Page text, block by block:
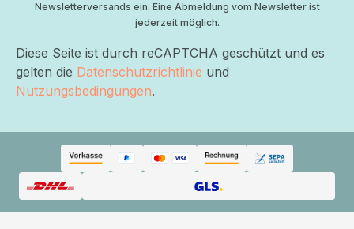
Newsletterversands ein. Eine Abmeldung vom Newsletter ist
jederzeit möglich.
Diese Seite ist durch reCAPTCHA geschützt und es
gelten die Datenschutzrichtlinie und
Nutzungsbedingungen.